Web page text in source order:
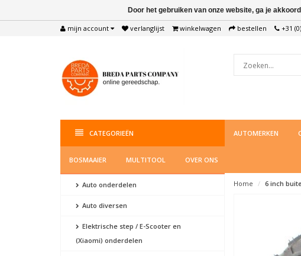
mijn account verlanglijst winkelwagen bestellen +31
CATEGORIEËN AUTOMERKEN
BOSMAAIER MULTITOOL OVER ONS
Auto onderdelen
Auto diversen
Elektrische step / E-Scooter en
(Xiaomi) onderdelen
Home 6 inch
Door het gebruiken van onze website, ga je